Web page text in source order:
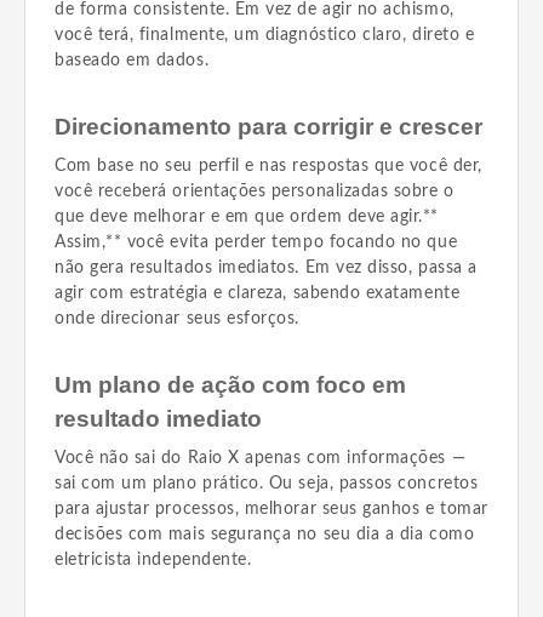
de forma consistente. Em vez de agir no achismo,
você terá, finalmente, um diagnóstico claro, direto e
baseado em dados.
Direcionamento para corrigir e crescer
Com base no seu perfil e nas respostas que você der,
você receberá orientações personalizadas sobre o
que deve melhorar e em que ordem deve agir.**
Assim,** você evita perder tempo focando no que
não gera resultados imediatos. Em vez disso, passa a
agir com estratégia e clareza, sabendo exatamente
onde direcionar seus esforços.
Um plano de ação com foco em
resultado imediato
Você não sai do Raio X apenas com informações —
sai com um plano prático. Ou seja, passos concretos
para ajustar processos, melhorar seus ganhos e tomar
decisões com mais segurança no seu dia a dia como
eletricista independente.